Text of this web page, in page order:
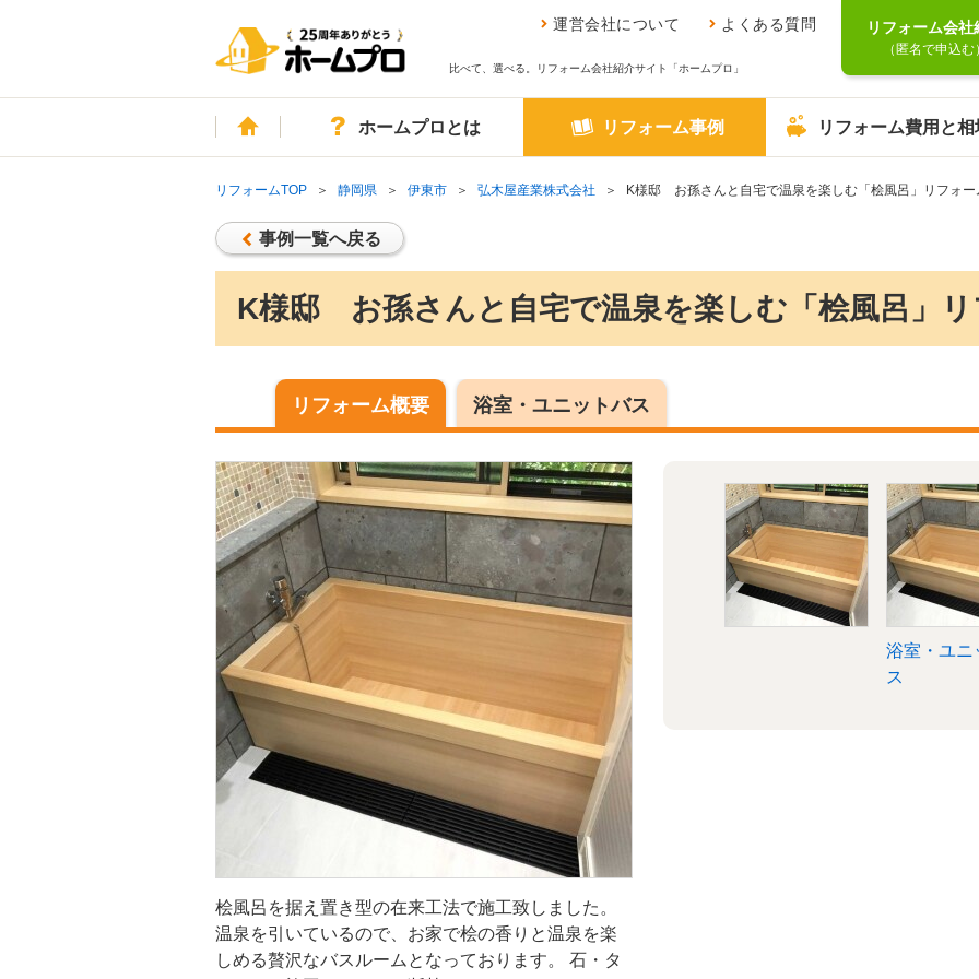
運営会社について よくある質問
比べて、選べる。リフォーム会社紹介サイト「ホームプロ」
リフォーム会社
（匿名で申込む
ホームホームプロとは リフォーム事例 リフォーム費用と相
リフォームTOP 静岡県 伊東市 弘木屋産業株式会社 K様邸 お孫さんと自宅で温泉を楽しむ「桧風呂」リフォー
事例一覧へ戻る
K様邸 お孫さんと自宅で温泉を楽しむ「桧風呂」
リフォーム概要 浴室・ユニットバス
桧風呂を据え置き型の在来工法で施工致しました。
温泉を引いているので、お家で桧の香りと温泉を楽
しめる贅沢なバスルームとなっております。 石・タ
浴室・ユニ
ス